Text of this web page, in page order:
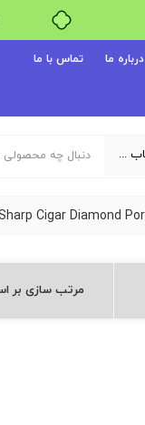
درباره ما تماس با ما
یک دسته‌بندی انتخاب کنید
مرتب سازی بر